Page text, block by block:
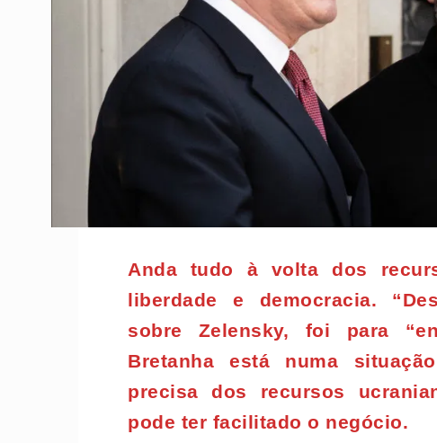
Anda tudo à volta dos
liberdade e democracia.
sobre Zelensky, foi para
Bretanha está numa
precisa dos recursos
pode ter facilitado o negócio.